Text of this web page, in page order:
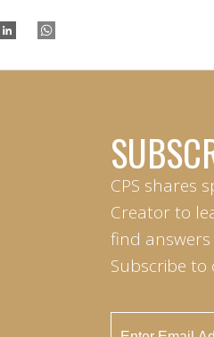
CPS shares
Creator to
find
Subscribe